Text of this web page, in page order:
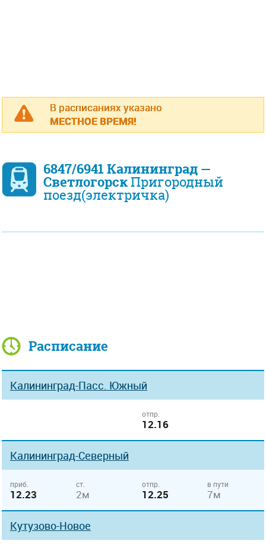
В расписаниях указано
МЕСТНОЕ ВРЕМЯ!
6847/6941 Калининград —
СветлогорскПригородный
поезд(электричка)
Расписание
Калининград-Пасс. Южный
отпр.
12.16
Калининград-Северный
приб.
12.23
ст.
2м
отпр.
12.25
в пути
7м
Кутузово-Новое